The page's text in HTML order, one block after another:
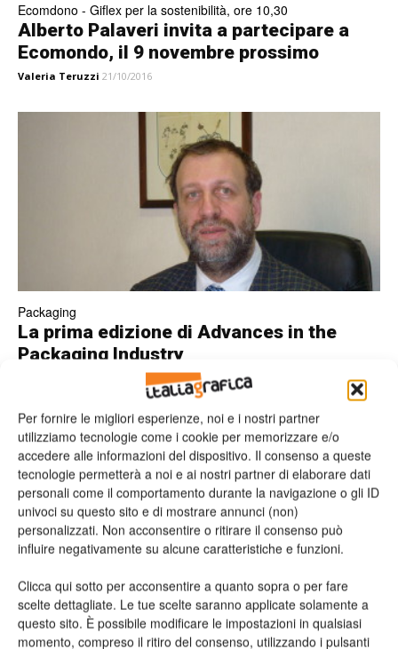
Per fornire le migliori esperienze, noi e i nostri partner
utilizziamo tecnologie come i cookie per memorizzare e/o
accedere alle informazioni del dispositivo. Il consenso a queste
tecnologie permetterà a noi e ai nostri partner di elaborare dati
personali come il comportamento durante la navigazione o gli ID
univoci su questo sito e di mostrare annunci (non)
personalizzati. Non acconsentire o ritirare il consenso può
influire negativamente su alcune caratteristiche e funzioni.
Clicca qui sotto per acconsentire a quanto sopra o per fare
scelte dettagliate. Le tue scelte saranno applicate solamente a
questo sito. È possibile modificare le impostazioni in qualsiasi
momento, compreso il ritiro del consenso, utilizzando i pulsanti
Ecomdono - Giflex per la sostenibilità, ore 10,30
Alberto Palaveri invita a partecipare a
Ecomondo, il 9 novembre prossimo
Valeria Teruzzi 21/10/2016
Packaging
La prima edizione di Advances in the
Packaging Industry
Si è svolto a Napoli nei giorni 19 e 20 novembre scorsi il 1°
Congresso Internazionale su prodotto e processo.
Valeria Teruzzi 23/11/2015
Giflex
Nel Comitato Esecutivo Giflex si è parlato
di un mercato positivo
Valeria Teruzzi 28/07/2015
Il I Congresso Internazionale
sull’innovazione tecnologica
nell’industria dell’imballaggio